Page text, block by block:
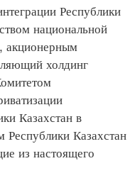
Республики
национальной
акционерным
холдинг
Казахстан в
Республики Казахстан
из настоящего